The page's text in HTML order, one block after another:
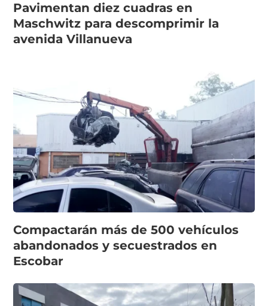
Pavimentan diez cuadras en
Maschwitz para descomprimir la
avenida Villanueva
Compactarán más de 500 vehículos
abandonados y secuestrados en
Escobar